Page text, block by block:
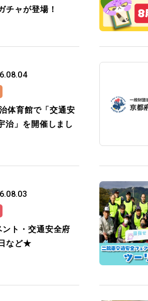
ャが登場！
体育館で「交通安
治」を開催しまし
ト・交通安全府
など★